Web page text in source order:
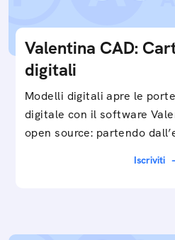
Valentina CAD:
digitali
Modelli digitali apre le
digitale con il software
open source: partendo
Iscriviti